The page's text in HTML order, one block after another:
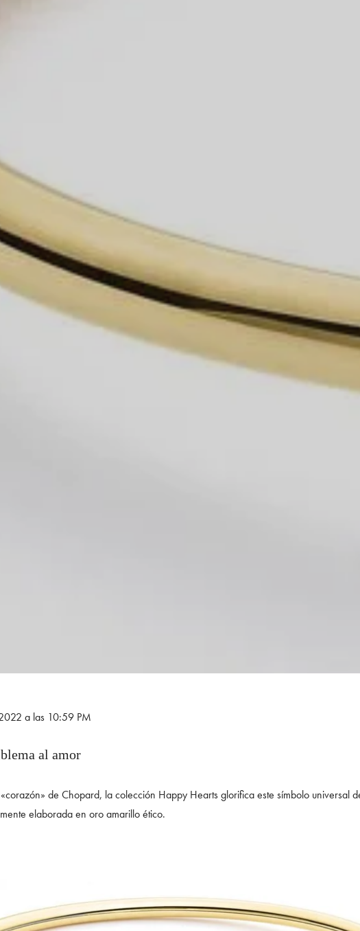
a las 10:59 PM
al amor
de Chopard, la colección Happy Hearts glorifica este símbolo universal
elaborada en oro amarillo ético.